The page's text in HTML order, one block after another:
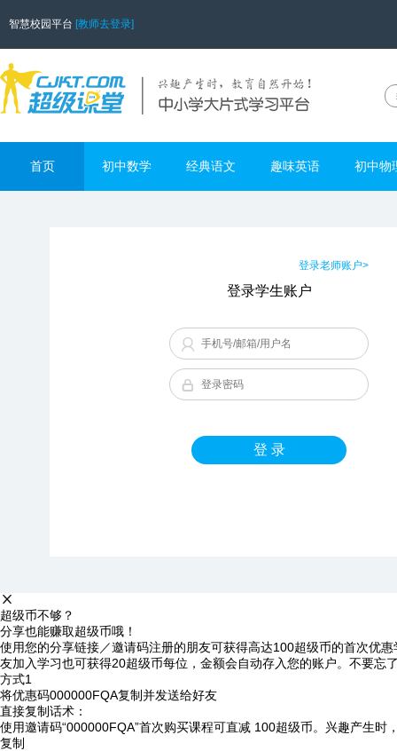
智慧校园平台 [教师去登录]
首页 初中数学 经典语文 趣味英语 初中物
登录老师账户>
登录学生账户
登 录
超级币不够？
分享也能赚取超级币哦！
使用您的分享链接／邀请码注册的朋友可获得高达100超级币的首次优
友加入学习也可获得20超级币每位，金额会自动存入您的账户。不要忘
方式1
将优惠码000000FQA复制并发送给好友
直接复制话术：
使用邀请码“000000FQA”首次购买课程可直减 100超级币。兴趣产生时
复制